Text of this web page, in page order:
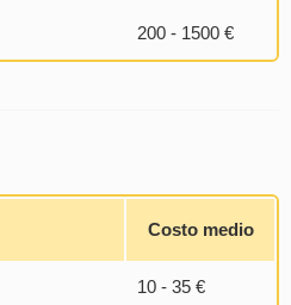
200 - 1500 €
Costo medio
10 - 35 €